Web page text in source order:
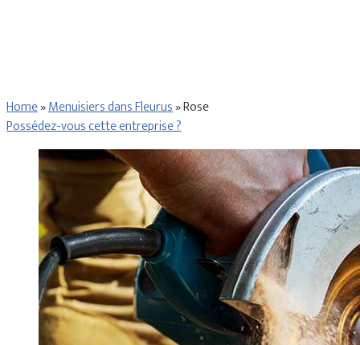
Home»Menuisiers dans Fleurus»Rose
Possédez-vous cette entreprise ?